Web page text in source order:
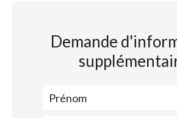
Demande